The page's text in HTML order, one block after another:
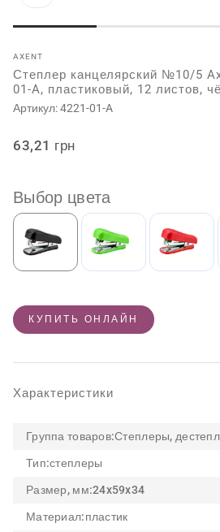
AXENT
Степлер канцелярский №10/5
01-A, пластиковый, 12 листов,
Артикул:4221-01-A
Обычная
63,21 грн
Выбор цвета
КУПИТЬ ОНЛАЙН
Характеристики
Группа товаров:Степлеры,
Тип:степлеры
Размер, мм:24x59x34
Материал:пластик